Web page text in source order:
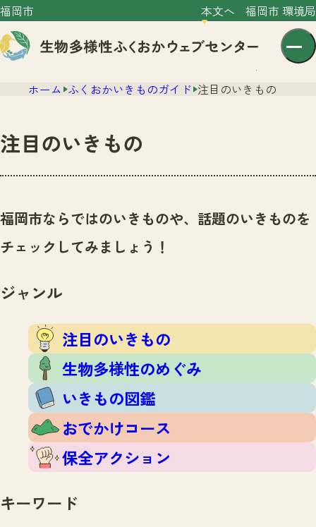
福岡市 本文へ 福岡市 環境局
センター紹介
センター紹介TOP
サイトポリシー
ニュース
いきものガイド
注目のいきもの
生物多様性のめぐみ
いきもの図鑑
おでかけコース
保全アクション
イベント
いきもの調査隊
調査レポート
調査レポートTOP
調査結果
ふくおかいきものマップ
マッチング
マッチングTOP
掲載申し込みフォーム
お問合せ
ホーム ふくおかいきものガイド 注目のいきもの
注目のいきもの
福岡市ならではのいきものや、話題のいきものを
チェックしてみましょう！
ジャンル
注目のいきもの
生物多様性のめぐみ
いきもの図鑑
おでかけコース
保全アクション
キーワード